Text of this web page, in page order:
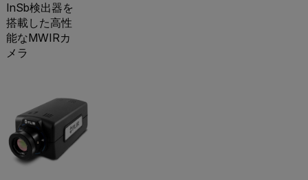
InSb検出器を
搭載した高性
能なMWIRカ
メラ